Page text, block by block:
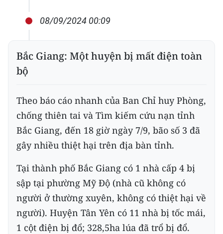
08/09/2024 00:09
Bắc Giang: Một huyện bị mất điện toàn
bộ
Theo báo cáo nhanh của Ban Chỉ huy Phòng,
chống thiên tai và Tìm kiếm cứu nạn tỉnh
Bắc Giang, đến 18 giờ ngày 7/9, bão số 3 đã
gây nhiều thiệt hại trên địa bàn tỉnh.
Tại thành phố Bắc Giang có 1 nhà cấp 4 bị
sập tại phường Mỹ Độ (nhà cũ không có
người ở thường xuyên, không có thiệt hại về
người). Huyện Tân Yên có 11 nhà bị tốc mái,
1 cột điện bị đổ; 328,5ha lúa đã trổ bị đổ.